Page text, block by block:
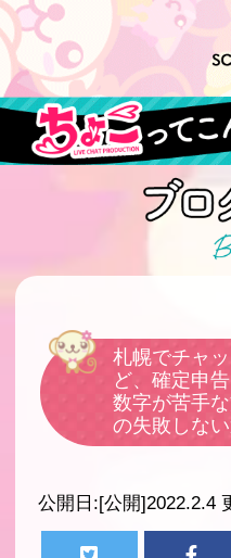
札幌でチャ
ど、確定申
数字が苦手
の失敗しな
公開日:[公開]2022.2.4